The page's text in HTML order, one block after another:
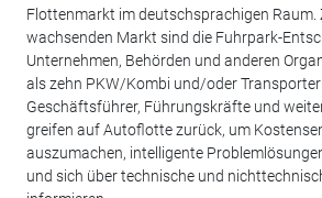
Flottenmarkt im deutschsprachigen Raum.
wachsenden Markt sind die Fuhrpark-
Unternehmen, Behörden und anderen
als zehn PKW/Kombi und/oder
Geschäftsführer, Führungskräfte und
greifen auf Autoflotte zurück, um
auszumachen, intelligente
und sich über technische und